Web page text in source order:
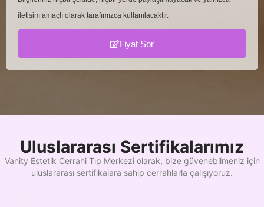
iletişim amaçlı olarak tarafımızca kullanılacaktır.
Fiyat Sor
Uluslararası Sertifikalarımız
Vanity Estetik Cerrahi Tıp Merkezi olarak, bize güvenebilmeniz için
uluslararası sertifikalara sahip cerrahlarla çalışıyoruz.